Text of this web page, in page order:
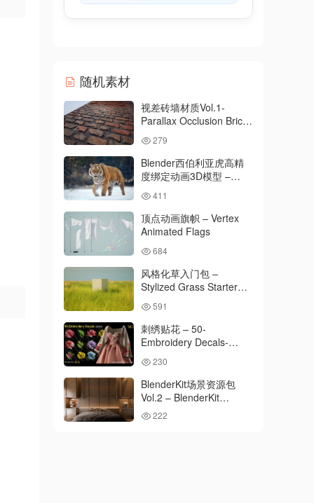
随机素材
视差砖墙材质Vol.1-
Parallax Occlusion Brick
279
Blender西伯利亚虎高精
度绑定动画3D模型 –
Model
411
顶点动画旗帜 – Vertex
Animated Flags
684
风格化草入门包 –
Stylized Grass Starter
591
刺绣贴花 – 50-
Embroidery Decals-
230
BlenderKit场景资源包
Vol.2 – BlenderKit
Scenes Pack 2
222